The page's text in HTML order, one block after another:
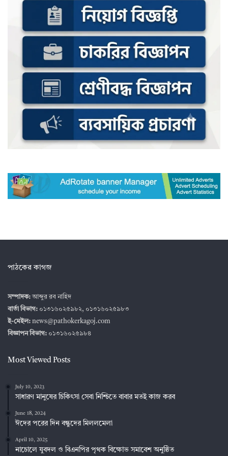
পাঠকের কাগজ
সম্পাদক:আব্দুর রব নাহিদ
বার্তা বিভাগ: ০১৩১৬০২৫৯৮২, ০১৩১৬০২৫৯৮৩
ই-মেইল: news@pathokerkagoj.com
বিজ্ঞাপন বিভাগ: ০১৩১৬০২৫৯৮৪
Most Viewed Posts
July 10, 2023
সাধারণ মানুষের চিকিৎসা সেবা নিশ্চিতে বাবার মতই কাজ করব
June 18, 2024
ঈদের পরের দিন বন্ধুদের মিললমেলা
April 10, 2025
নাচোলে যুবদল ও বিএনপির পৃথক বিক্ষোভ সমাবেশ অনুষ্ঠিত